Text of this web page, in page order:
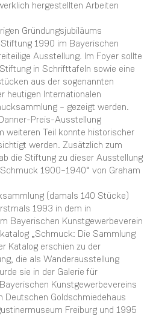
hergestellten Arbeiten
Gründungsjubiläums
1990 im Bayerischen
Ausstellung. Im Foyer sollte
in Schrifttafeln sowie eine
aus der sogenannten
heutigen Internationalen
– gezeigt werden.
Preis-Ausstellung
weiteren Teil konnte historischer
werden. Zusätzlich zum
die Stiftung zu dieser Ausstellung
1900–1940“ von Graham
(damals 140 Stücke)
1993 in dem in
Bayerischen Kunstgewerbeverein
„Schmuck: Die Sammlung
Katalog erschien zu der
die als Wanderausstellung
sie in der Galerie für
Kunstgewerbevereins
Deutschen Goldschmiedehaus
Freiburg und 1995